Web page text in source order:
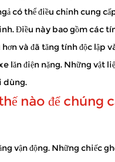
có thể điều chỉnh cung
Điều này bao gồm
và đã tăng tính độc lập
điện nặng. Những vật
dùng.
nào để
vận động. Những chiếc